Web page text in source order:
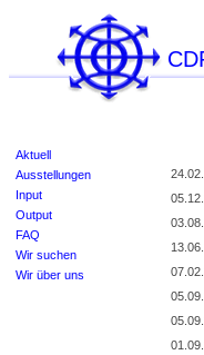
Aktuell
Ausstellungen
Input
Output
FAQ
Wir suchen
Wir über uns